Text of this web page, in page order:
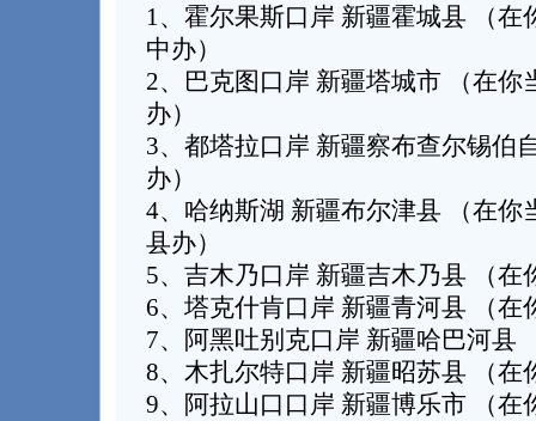
1、霍尔果斯口岸 新疆霍城县 （在
中办）
2、巴克图口岸 新疆塔城市 （在你
办）
3、都塔拉口岸 新疆察布查尔锡伯
办）
4、哈纳斯湖 新疆布尔津县 （在你
县办）
5、吉木乃口岸 新疆吉木乃县 （在
6、塔克什肯口岸 新疆青河县 （在
7、阿黑吐别克口岸 新疆哈巴河县
8、木扎尔特口岸 新疆昭苏县 （在
9、阿拉山口口岸 新疆博乐市 （在